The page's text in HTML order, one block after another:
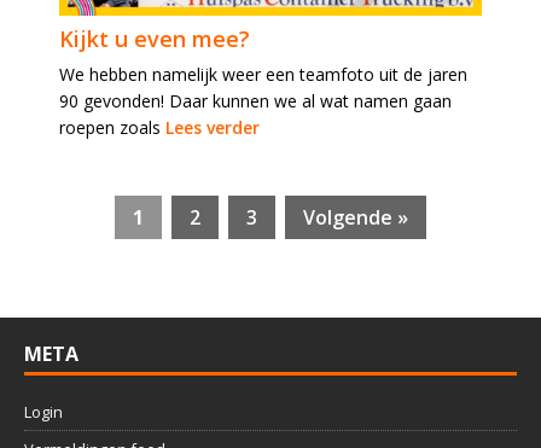
Kijkt u even mee?
We hebben namelijk weer een teamfoto uit de jaren
90 gevonden! Daar kunnen we al wat namen gaan
roepen zoals Lees verder
1 2 3 Volgende »
META
Login